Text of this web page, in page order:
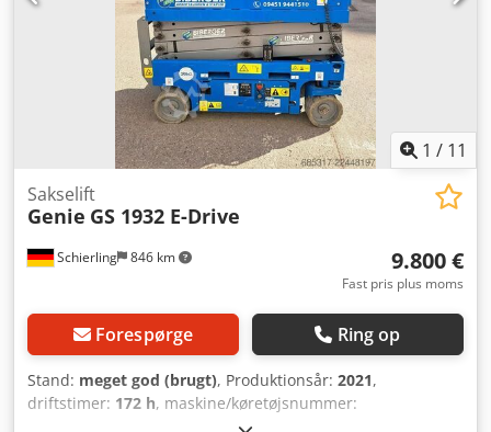
1 / 11
Schierling 846 km
Sakselift
Genie GS 1932 E-Drive
9.800 €
Fast pris plus moms
Forespørge Ring op
Stand: meget god (brugt), Produktionsår: 2021,
driftstimer: 172 h, maskine/køretøjsnummer:
, løftekapacitet: